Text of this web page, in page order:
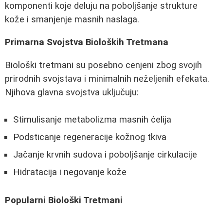
komponenti koje deluju na poboljšanje strukture
kože i smanjenje masnih naslaga.
Primarna Svojstva Bioloških Tretmana
Biološki tretmani su posebno cenjeni zbog svojih
prirodnih svojstava i minimalnih neželjenih efekata.
Njihova glavna svojstva uključuju:
Stimulisanje metabolizma masnih ćelija
Podsticanje regeneracije kožnog tkiva
Jačanje krvnih sudova i poboljšanje cirkulacije
Hidratacija i negovanje kože
Popularni Biološki Tretmani